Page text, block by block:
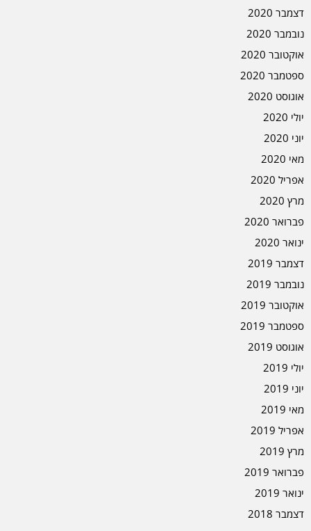
דצמבר 2020
נובמבר 2020
אוקטובר 2020
ספטמבר 2020
אוגוסט 2020
יולי 2020
יוני 2020
מאי 2020
אפריל 2020
מרץ 2020
פברואר 2020
ינואר 2020
דצמבר 2019
נובמבר 2019
אוקטובר 2019
ספטמבר 2019
אוגוסט 2019
יולי 2019
יוני 2019
מאי 2019
אפריל 2019
מרץ 2019
פברואר 2019
ינואר 2019
דצמבר 2018